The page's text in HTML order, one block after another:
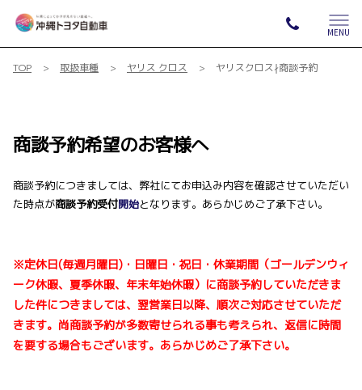
MENU
TOP 取扱車種 ヤリス クロス ヤリスクロス∤商談予約
商談予約希望のお客様へ
商談予約につきましては、弊社にてお申込み内容を確認させていただい
た時点が商談予約受付開始となります。あらかじめご了承下さい。
※定休日(毎週月曜日)・日曜日・祝日・休業期間（ゴールデンウィ
ーク休暇、夏季休暇、年末年始休暇） に商談予約していただきま
した件につきましては、 翌営業日以降、順次ご対応させていただ
きます。尚商談予約が多数寄せられる事も考えられ、返信に時間
を要する場合もございます。あらかじめご了承下さい。